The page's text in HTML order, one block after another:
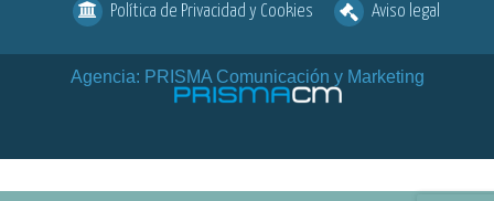
Política de Privacidad y Cookies Aviso legal
Agencia: PRISMA Comunicación y Marketing